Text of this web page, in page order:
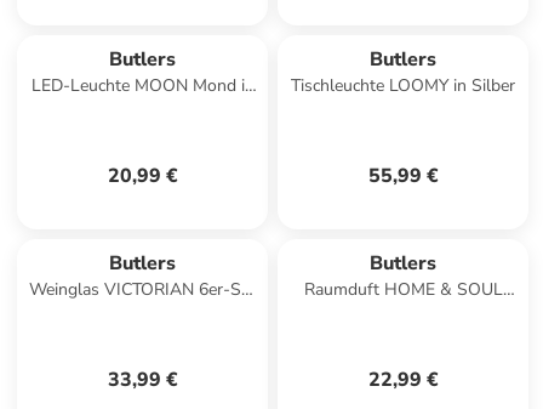
Butlers
LED-Leuchte MOON Mond in
20,99 €
Butlers
Tischleuchte LOOMY in Silber
55,99 €
Butlers
Weinglas VICTORIAN 6er-Set
33,99 €
Butlers
Raumduft HOME & SOUL
22,99 €